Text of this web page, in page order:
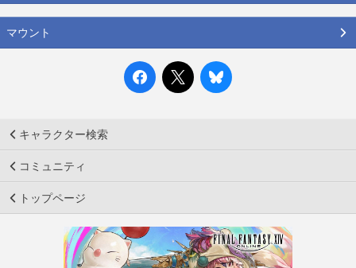
マウント
キャラクター検索
コミュニティ
トップページ